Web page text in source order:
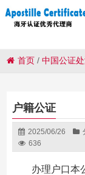
首页 /中国公证
户籍公证
2025/06/26
636
办理户口本